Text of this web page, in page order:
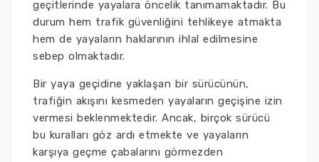
geçitlerinde yayalara öncelik tanımamaktadır. Bu
durum hem trafik güvenliğini tehlikeye atmakta
hem de yayaların haklarının ihlal edilmesine
sebep olmaktadır.
Bir yaya geçidine yaklaşan bir sürücünün,
trafiğin akışını kesmeden yayaların geçişine izin
vermesi beklenmektedir. Ancak, birçok sürücü
bu kuralları göz ardı etmekte ve yayaların
karşıya geçme çabalarını görmezden